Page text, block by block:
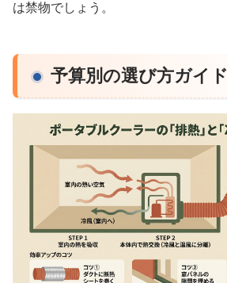
は禁物でしょう。
予算別の選び方ガイド